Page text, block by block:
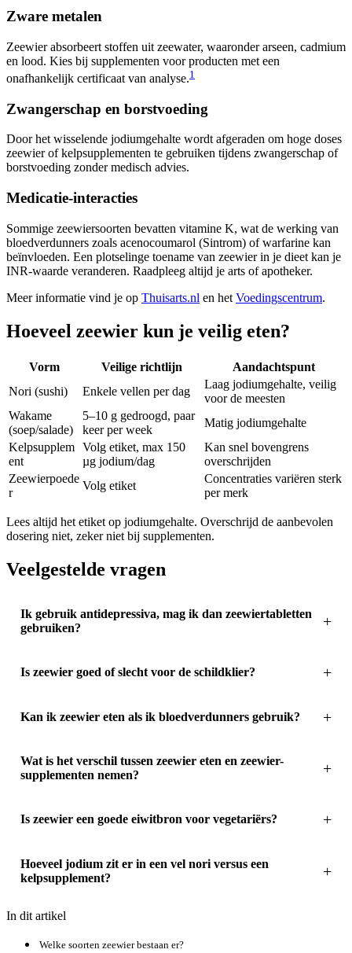
Zware metalen
Zeewier absorbeert stoffen uit zeewater, waaronder arseen, cadmium
en lood. Kies bij supplementen voor producten met een
onafhankelijk certificaat van analyse.1
Zwangerschap en borstvoeding
Door het wisselende jodiumgehalte wordt afgeraden om hoge doses
zeewier of kelpsupplementen te gebruiken tijdens zwangerschap of
borstvoeding zonder medisch advies.
Medicatie-interacties
Sommige zeewiersoorten bevatten vitamine K, wat de werking van
bloedverdunners zoals acenocoumarol (Sintrom) of warfarine kan
beïnvloeden. Een plotselinge toename van zeewier in je dieet kan je
INR-waarde veranderen. Raadpleeg altijd je arts of apotheker.
Meer informatie vind je op Thuisarts.nl en het Voedingscentrum.
Hoeveel zeewier kun je veilig eten?
Vorm Veilige richtlijn
Aandachtspunt
Nori (sushi)
Enkele vellen per dag
Laag jodiumgehalte, veilig
voor de meesten
Wakame
(soep/salade)
5–10 g gedroogd, paar
keer per week
Matig jodiumgehalte
Kelpsupplem
ent
Volg etiket, max 150
µg jodium/dag
Kan snel bovengrens
overschrijden
Zeewierpoede
r
Volg etiket
Concentraties variëren sterk
per merk
Lees altijd het etiket op jodiumgehalte. Overschrijd de aanbevolen
dosering niet, zeker niet bij supplementen.
Veelgestelde vragen
Ik gebruik antidepressiva, mag ik dan zeewiertabletten
gebruiken?
Is zeewier goed of slecht voor de schildklier?
Kan ik zeewier eten als ik bloedverdunners gebruik?
Wat is het verschil tussen zeewier eten en zeewier-
supplementen nemen?
Is zeewier een goede eiwitbron voor vegetariërs?
Hoeveel jodium zit er in een vel nori versus een
kelpsupplement?
In dit artikel
Welke soorten zeewier bestaan er?